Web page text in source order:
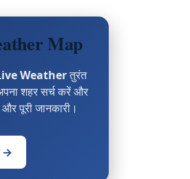
Map
Weatherतुरंत
शहर सर्च करें और
पूरी जानकारी।
→